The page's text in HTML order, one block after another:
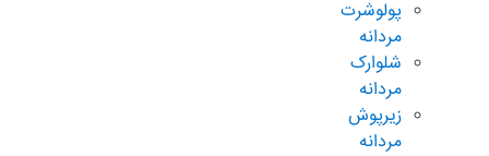
پولوشرت
مردانه
شلوارک
مردانه
زیرپوش
مردانه